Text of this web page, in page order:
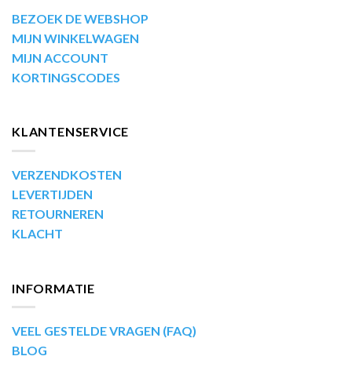
BEZOEK DE WEBSHOP
MIJN WINKELWAGEN
MIJN ACCOUNT
KORTINGSCODES
KLANTENSERVICE
VERZENDKOSTEN
LEVERTIJDEN
RETOURNEREN
KLACHT
INFORMATIE
VEEL GESTELDE VRAGEN (FAQ)
BLOG